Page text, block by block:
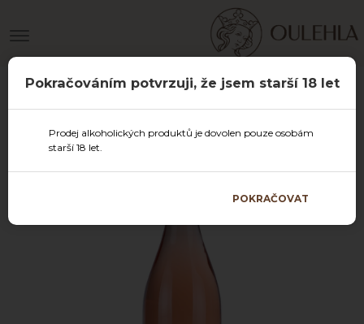
Pokračováním potvrzuji, že jsem starší 18 let
Prodej alkoholických produktů je dovolen pouze osobám
starší 18 let.
POKRAČOVAT